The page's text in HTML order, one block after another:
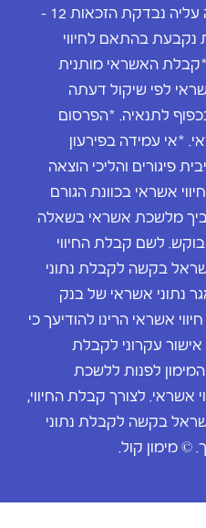
גילוי נאות : *תקופת ההלוואה עליה נבדקת הזכאות 12 –
נקבעת בהתאם לחיווי
האשראי מותנית
לפי שיקול דעתה
לתנאיה. *הפרסום
*אי עמידה בפירעון
פיגורים והליכי הוצאה
אשראי בכוונת הגורם
מלשכת אשראי בשאלה
לשם קבלת החיווי
בקשה לקבלת נתוני
נתוני אשראי של בנק
אשראי הרינו להודיעך כי
עקרוני לקבלת
לפנות ללשכת
לצורך קבלת החיווי,
בקשה לקבלת נתוני
© מימון קול.